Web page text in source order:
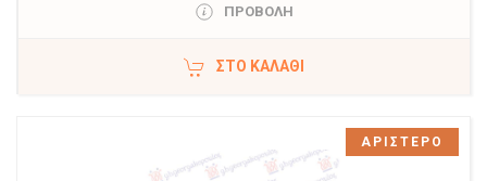
ΠΡΟΒΟΛΗ
ΣΤΟ ΚΑΛΆΘΙ
ΑΡΙΣΤΕΡΟ